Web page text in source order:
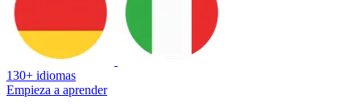
130+ idiomas
Empieza a aprender